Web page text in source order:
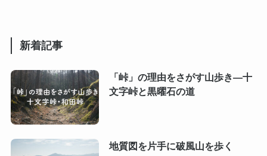
新着記事
「峠」の理由をさがす山歩き―十
文字峠と黒曜石の道
地質図を片手に破風山を歩く